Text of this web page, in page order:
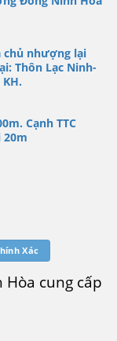
chủ nhượng lại
Thôn Lạc Ninh-
Cạnh TTC
20m
Xác
cung cấp